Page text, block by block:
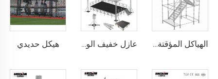
الهياكل المؤقتة ذات الطبقة الألومنيومية عازل خفيف الوزن ومقاوم للتآكل من الألومنيوم لعرض الفعاليات، عرض إضاءة الزفاف بالألومنيوم، منتج مطلوب بشدة هيكل حديدي